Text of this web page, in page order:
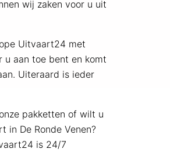
wij zaken voor u uit
Uitvaart24 met
u aan toe bent en komt
Uiteraard is ieder
pakketten of wilt u
in De Ronde Venen?
is 24/7